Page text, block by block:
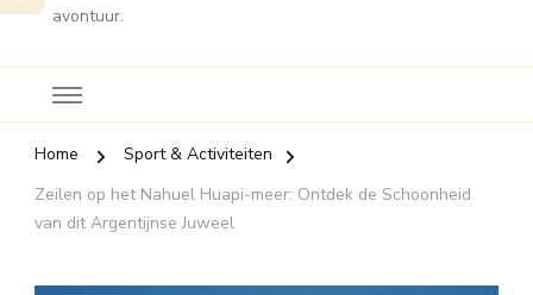
avontuur.
Home
Sport & Activiteiten
Zeilen op het Nahuel Huapi-meer: Ontdek de Schoonheid
van dit Argentijnse Juweel